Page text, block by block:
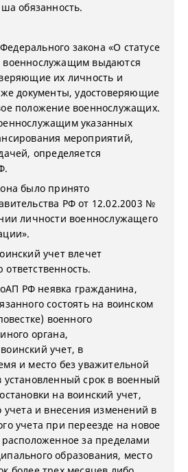
обязанность.
закона «О статусе
выдаются
их личность и
документы, удостоверяющие
положение военнослужащих.
указанных
мероприятий,
определяется
было принято
РФ от 12.02.2003 №
личности военнослужащего
учет влечет
РФ неявка гражданина,
состоять на воинском
военного
органа,
учет, в
и место без уважительной
срок в военный
на воинский учет,
учета и внесения изменений в
учета при переезде на новое
за пределами
образования, место